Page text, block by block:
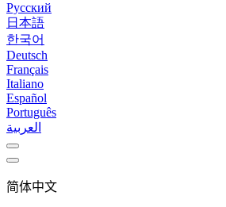
Русский
日本語
한국어
Deutsch
Français
Italiano
Español
Português
العربية
简体中文